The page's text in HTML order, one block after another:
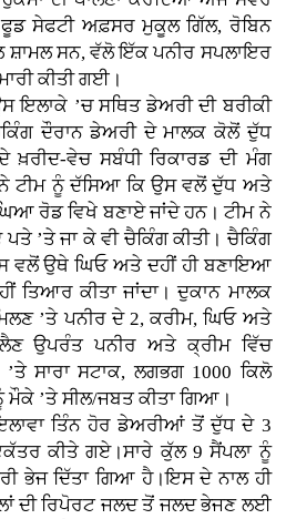
ਫੂਡ ਸੇਫਟੀ ਅਫ਼ਸਰ ਮੁਕੂਲ ਗਿੱਲ, ਰੋਬਿਨ
ਸਨ, ਵੱਲੋ ਇੱਕ ਪਨੀਰ ਸਪਲਾਇਰ
ਕੀਤੀ ਗਈ।
ਇਲਾਕੇ ’ਚ ਸਥਿਤ ਡੇਅਰੀ ਦੀ ਬਰੀਕੀ
ਦੌਰਾਨ ਡੇਅਰੀ ਦੇ ਮਾਲਕ ਕੋਲੋਂ ਦੁੱਧ
ਵੇਚ ਸਬੰਧੀ ਰਿਕਾਰਡ ਦੀ ਮੰਗ
ਟੀਮ ਨੂੰ ਦੱਸਿਆ ਕਿ ਉਸ ਵਲੋਂ ਦੁੱਧ ਅਤੇ
ਰੋਡ ਵਿਖੇ ਬਣਾਏ ਜਾਂਦੇ ਹਨ। ਟੀਮ ਨੇ
’ਤੇ ਜਾ ਕੇ ਵੀ ਚੈਕਿੰਗ ਕੀਤੀ। ਚੈਕਿੰਗ
ਵਲੋਂ ਉਥੇ ਘਿਓ ਅਤੇ ਦਹੀਂ ਹੀ ਬਣਾਇਆ
ਤਿਆਰ ਕੀਤਾ ਜਾਂਦਾ। ਦੁਕਾਨ ਮਾਲਕ
’ਤੇ ਪਨੀਰ ਦੇ 2, ਕਰੀਮ, ਘਿਓ ਅਤੇ
ਉਪਰੰਤ ਪਨੀਰ ਅਤੇ ਕ੍ਰੀਮ ਵਿੱਚ
ਸਾਰਾ ਸਟਾਕ, ਲਗਭਗ 1000 ਕਿਲੋ
ਮੌਕੇ ’ਤੇ ਸੀਲ/ਜਬਤ ਕੀਤਾ ਗਿਆ।
ਤਿੰਨ ਹੋਰ ਡੇਅਰੀਆਂ ਤੋਂ ਦੁੱਧ ਦੇ 3
ਕੀਤੇ ਗਏ।ਸਾਰੇ ਕੁੱਲ 9 ਸੈਂਪਲਾ ਨੂੰ
ਭੇਜ ਦਿੱਤਾ ਗਿਆ ਹੈ।ਇਸ ਦੇ ਨਾਲ ਹੀ
ਦੀ ਰਿਪੋਰਟ ਜਲਦ ਤੋਂ ਜਲਦ ਭੇਜਣ ਲਈ